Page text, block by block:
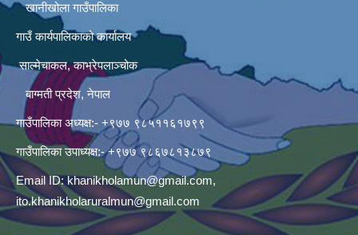
खानीखोला गाउँपालिका
गाउँ कार्यपालिकाको कार्यालय
साल्मेचाकल, काभ्रेपलाञ्चोक
बाग्मती प्रदेश, नेपाल
गाउँपालिका अध्यक्ष:- +९७७ ९८५११६१७९९
गाउँपालिका उपाध्यक्ष:- +९७७ ९८६७८१३८७९
Email ID:khanikholamun@gmail.com,
ito.khanikholaruralmun@gmail.com